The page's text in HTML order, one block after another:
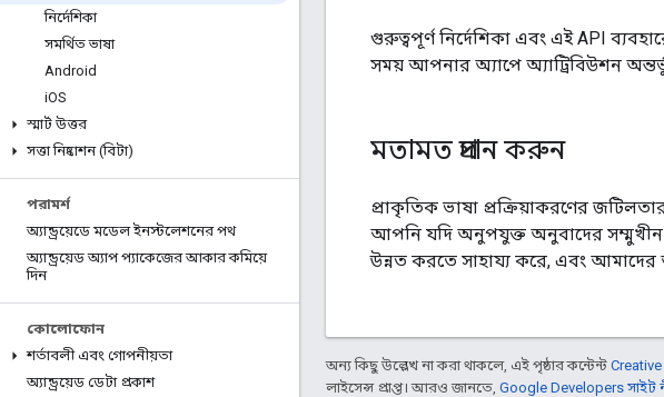
নির্দেশিকা
সমর্থিত ভাষা
Android
iOS
স্মার্ট উত্তর
সত্তা নিষ্কাশন (বিটা)
পরামর্শ
অ্যান্ড্রয়েডে মডেল ইনস্টলেশনের পথ
অ্যান্ড্রয়েড অ্যাপ প্যাকেজের আকার কমিয়ে
দিন
কোলোফোন
শর্তাবলী এবং গোপনীয়তা
অ্যান্ড্রয়েড ডেটা প্রকাশ
গুরুত্বপূর্ণ নির্দেশিকা এবং এই API
সময় আপনার অ্যাপে অ্যাট্রিবিউশন
মতামত প্রদান করুন
প্রাকৃতিক ভাষা প্রক্রিয়াকরণের
আপনি যদি অনুপযুক্ত অনুবাদের সম্মুখীন
উন্নত করতে সাহায্য করে, এবং
অন্য কিছু উল্লেখ না করা থাকলে, এই পৃষ্ঠার কন্টেন্ট
লাইসেন্স প্রাপ্ত। আরও জানতে, Google Developers সাইট